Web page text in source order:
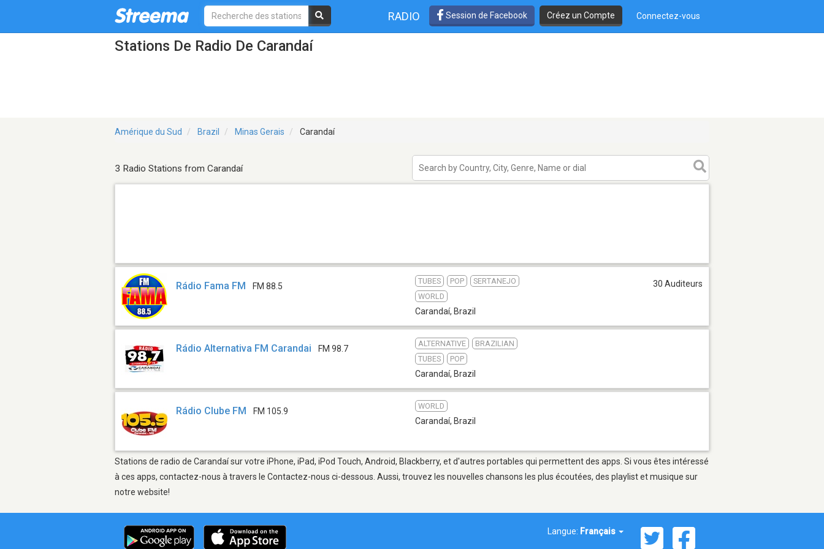
RADIO Session de Facebook Créez un Compte Connectez-vous
Stations De Radio De Carandaí
Amérique du Sud Brazil Minas Gerais Carandaí
3 Radio Stations from Carandaí
Rádio Fama FM FM 88.5
TUBES POP
SERTANEJO
WORLD
Carandaí, Brazil
30 Auditeurs
Rádio Alternativa FM Carandai FM 98.7
ALTERNATIVE
BRAZILIAN
TUBES
POP
Carandaí, Brazil
Rádio Clube FM FM 105.9
WORLD
Carandaí, Brazil
Stations de radio de Carandaí sur votre iPhone, iPad, iPod Touch, Android, Blackberry, et d'autres portables qui permettent des apps. Si vous êtes intéressé
à ces apps, contactez-nous à travers le Contactez-nous ci-dessous. Aussi, trouvez les nouvelles chansons les plus écoutées, des playlist et musique sur
notre website!
Langue: Français